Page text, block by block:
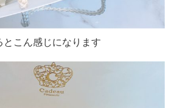
とこん感じになります